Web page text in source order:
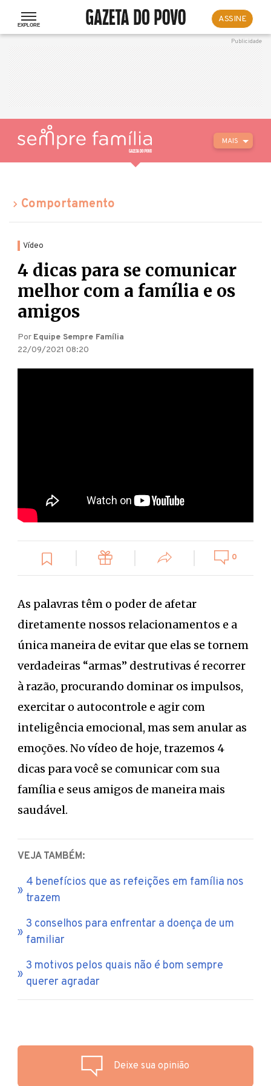
ASSINE
MAIS
Comportamento
Vídeo
4 dicas para se comunicar
melhor com a família e os
amigos
Por Equipe Sempre Família
22/09/2021 08:20
0
As palavras têm o poder de afetar
diretamente nossos relacionamentos e a
única maneira de evitar que elas se tornem
verdadeiras “armas” destrutivas é recorrer
à razão, procurando dominar os impulsos,
exercitar o autocontrole e agir com
inteligência emocional, mas sem anular as
emoções. No vídeo de hoje, trazemos 4
dicas para você se comunicar com sua
família e seus amigos de maneira mais
saudável.
VEJA TAMBÉM:
4 benefícios que as refeições em família nos
trazem
3 conselhos para enfrentar a doença de um
familiar
3 motivos pelos quais não é bom sempre
querer agradar
Deixe sua opinião